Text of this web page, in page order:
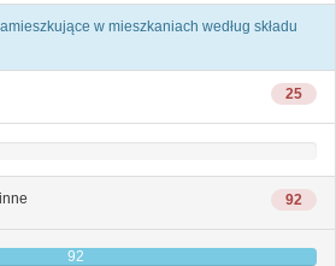
w mieszkaniach według składu
25
92
92